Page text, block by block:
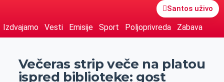
Santos uživo
Izdvajamo Vesti Emisije Sport Poljoprivreda Zabava
Večeras strip veče na platou
ispred biblioteke: gost